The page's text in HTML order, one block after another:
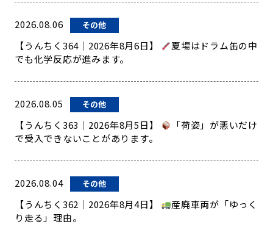
2026.08.06 その他
【うんちく364｜2026年8月6日】
夏場はドラム缶の中
でも化学反応が進みます。
2026.08.05 その他
【うんちく363｜2026年8月5日】
「荷姿」が悪いだけ
で受入できないことがあります。
2026.08.04 その他
【うんちく362｜2026年8月4日】
産廃車両が「ゆっく
り走る」理由。